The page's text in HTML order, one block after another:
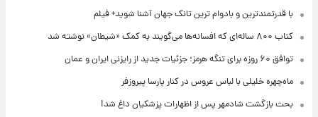
با قدرتمندترین و بادوام ترین تانک جهان آشنا شوید+ فیلم
کتاب ۸۰۰ ساله‌ای که افسانه‌ها می‌گویند به کمک «شیطان» نوشته شد
توافق ۶۰ روزه برای تنگه هرمز؛ جزئیات جدید از رایزنی ایران و عمان
ماه‌چهره خلیلی با لباس عروس در کنار پارسا پیروزفر
بحث بازگشت شادمهر پس از اظهارات پزشکیان داغ شد!